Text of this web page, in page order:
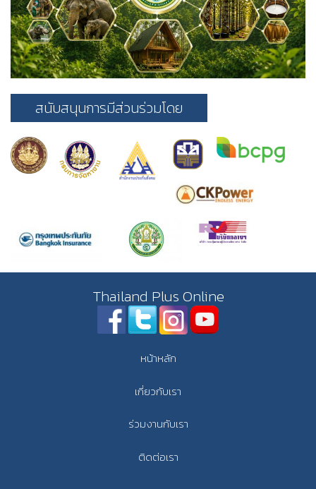
สนับสนุนการมีส่วนร่วมโดย
Thailand Plus Online
หน้าหลัก
เกี่ยวกับเรา
ร่วมงานกับเรา
ติดต่อเรา